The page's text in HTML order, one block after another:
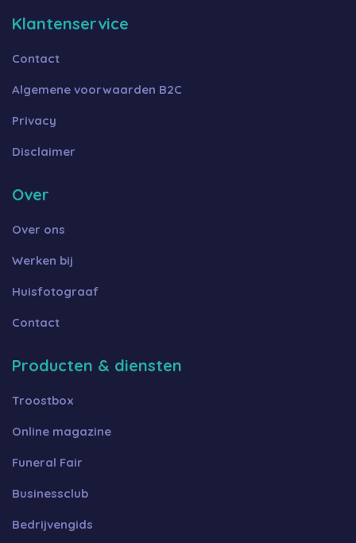
Klantenservice
Contact
Algemene voorwaarden B2C
Privacy
Disclaimer
Over
Over ons
Werken bij
Huisfotograaf
Contact
Producten & diensten
Troostbox
Online magazine
Funeral Fair
Businessclub
Bedrijvengids